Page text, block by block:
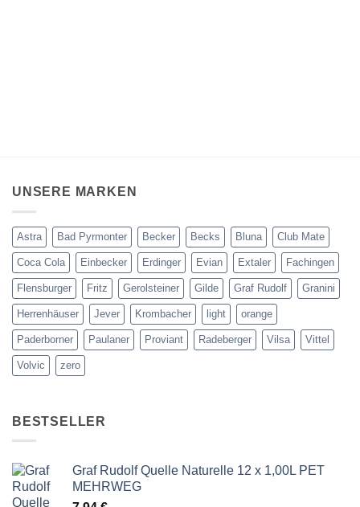
UNSERE MARKEN
Astra Bad Pyrmonter Becker Becks Bluna Club Mate
Coca Cola Einbecker Erdinger Evian Extaler Fachingen
Flensburger Fritz Gerolsteiner Gilde Graf Rudolf Granini
Herrenhäuser Jever Krombacher light orange
Paderborner Paulaner Proviant Radeberger Vilsa Vittel
Volvic zero
BESTSELLER
Graf Rudolf Quelle Naturelle 12 x 1,00L PET
MEHRWEG